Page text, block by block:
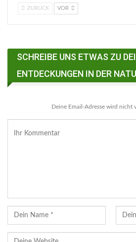
ZURÜCK VOR
SCHREIBE UNS ETWAS ZU
ENTDECKUNGEN IN DER
Deine Email-Adresse wird nicht